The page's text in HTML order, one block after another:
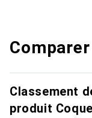
Classement
produit